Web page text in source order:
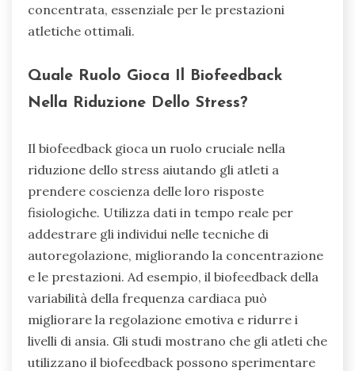
concentrata, essenziale per le prestazioni
atletiche ottimali.
Quale Ruolo Gioca Il Biofeedback
Nella Riduzione Dello Stress?
Il biofeedback gioca un ruolo cruciale nella
riduzione dello stress aiutando gli atleti a
prendere coscienza delle loro risposte
fisiologiche. Utilizza dati in tempo reale per
addestrare gli individui nelle tecniche di
autoregolazione, migliorando la concentrazione
e le prestazioni. Ad esempio, il biofeedback della
variabilità della frequenza cardiaca può
migliorare la regolazione emotiva e ridurre i
livelli di ansia. Gli studi mostrano che gli atleti che
utilizzano il biofeedback possono sperimentare